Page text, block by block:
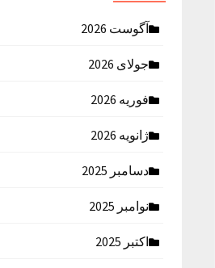
آگوست 2026
جولای 2026
فوریه 2026
ژانویه 2026
دسامبر 2025
نوامبر 2025
اکتبر 2025